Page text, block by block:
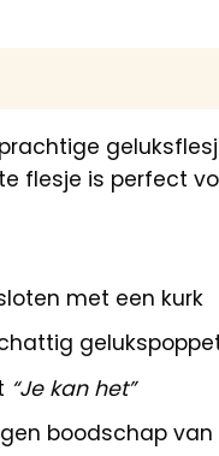
flesje is perfect
met een kurk
“Je kan het”
boodschap